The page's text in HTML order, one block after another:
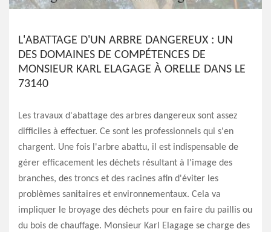
L'ABATTAGE D'UN ARBRE DANGEREUX : UN
DES DOMAINES DE COMPÉTENCES DE
MONSIEUR KARL ELAGAGE À ORELLE DANS LE
73140
Les travaux d'abattage des arbres dangereux sont assez
difficiles à effectuer. Ce sont les professionnels qui s'en
chargent. Une fois l'arbre abattu, il est indispensable de
gérer efficacement les déchets résultant à l'image des
branches, des troncs et des racines afin d'éviter les
problèmes sanitaires et environnementaux. Cela va
impliquer le broyage des déchets pour en faire du paillis ou
du bois de chauffage. Monsieur Karl Elagage se charge des